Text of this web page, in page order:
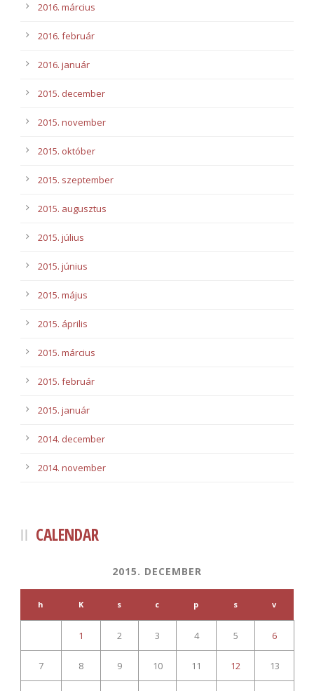
2016. március
2016. február
2016. január
2015. december
2015. november
2015. október
2015. szeptember
2015. augusztus
2015. július
2015. június
2015. május
2015. április
2015. március
2015. február
2015. január
2014. december
2014. november
CALENDAR
2015. DECEMBER
h K s c p s v
1 2 3 4 5 6
7 8 9 10 11 12 13